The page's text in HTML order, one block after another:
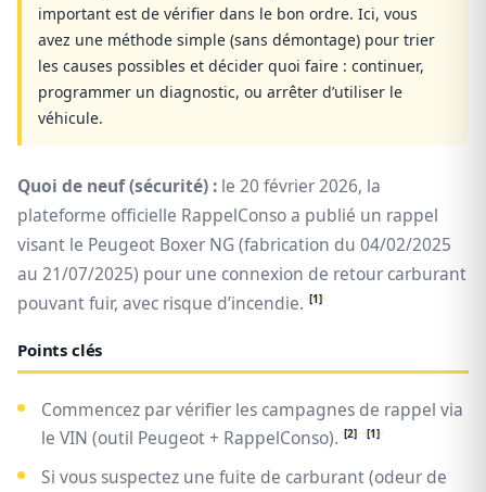
important est de vérifier dans le bon ordre. Ici, vous
avez une méthode simple (sans démontage) pour trier
les causes possibles et décider quoi faire : continuer,
programmer un diagnostic, ou arrêter d’utiliser le
véhicule.
Quoi de neuf (sécurité) : le 20 février 2026, la
plateforme officielle RappelConso a publié un rappel
visant le Peugeot Boxer NG (fabrication du 04/02/2025
au 21/07/2025) pour une connexion de retour carburant
pouvant fuir, avec risque d’incendie. [1]
Points clés
Commencez par vérifier les campagnes de rappel via
le VIN (outil Peugeot + RappelConso). [2] [1]
Si vous suspectez une fuite de carburant (odeur de